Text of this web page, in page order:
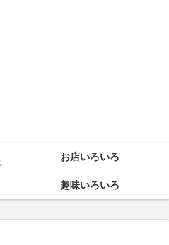
大相撲について語るページです。 特に、地元力士・御嶽海関を、粘り強く応援いたします！ お店いろいろ
趣味いろいろ